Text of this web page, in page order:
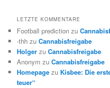
LETZTE KOMMENTARE
Football prediction zu
-thh zuCannabisfreigabe
Holger zuCannabisfreigabe
Anonym zuCannabisfreigabe
Homepage zu Kisbee: Die
teuer“